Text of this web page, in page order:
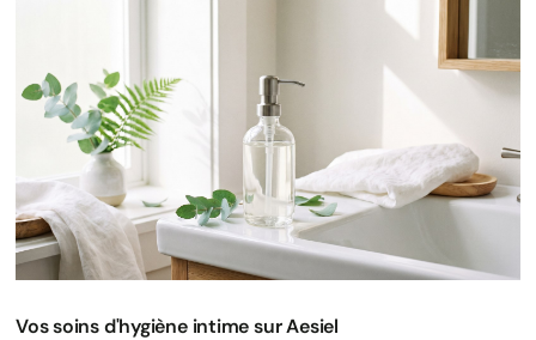
Vos soins d'hygiène intime sur Aesiel